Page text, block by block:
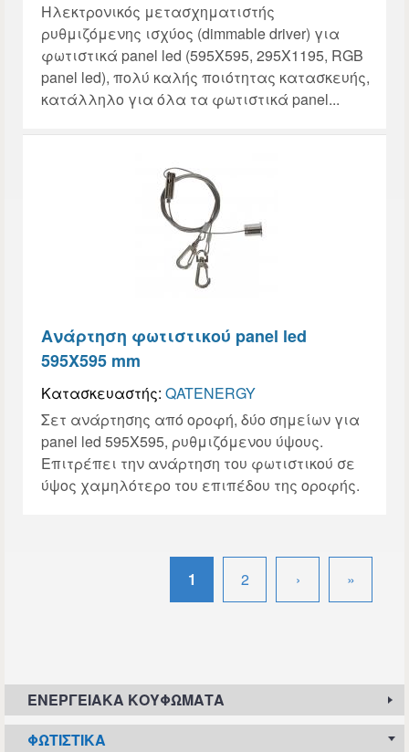
Ηλεκτρονικός μετασχηματιστής
ρυθμιζόμενης ισχύος (dimmable driver) για
φωτιστικά panel led (595X595, 295X1195, RGB
panel led), πολύ καλής ποιότητας κατασκευής,
κατάλληλο για όλα τα φωτιστικά panel...
Ανάρτηση φωτιστικού panel led
595X595 mm
Κατασκευαστής: QATENERGY
Σετ ανάρτησης από οροφή, δύο σημείων για
panel led 595X595, ρυθμιζόμενου ύψους.
Επιτρέπει την ανάρτηση του φωτιστικού σε
ύψος χαμηλότερο του επιπέδου της οροφής.
1 2 › »
ΕΝΕΡΓΕΙΑΚΆ ΚΟΥΦΏΜΑΤΑ
ΦΩΤΙΣΤΙΚΆ